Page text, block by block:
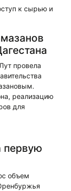
к сырью и
провела
реализацию
для
первую
объем